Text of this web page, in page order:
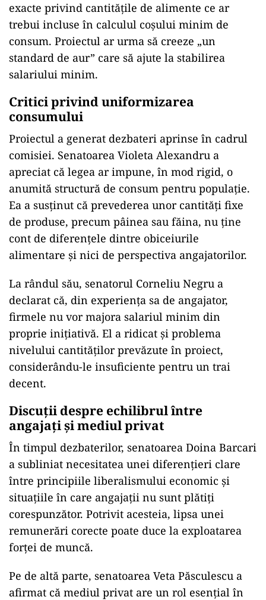
exacte privind cantitățile de alimente ce ar
trebui incluse în calculul coșului minim de
consum. Proiectul ar urma să creeze „un
standard de aur” care să ajute la stabilirea
salariului minim.
Critici privind uniformizarea
consumului
Proiectul a generat dezbateri aprinse în cadrul
comisiei. Senatoarea Violeta Alexandru a
apreciat că legea ar impune, în mod rigid, o
anumită structură de consum pentru populație.
Ea a susținut că prevederea unor cantități fixe
de produse, precum pâinea sau făina, nu ține
cont de diferențele dintre obiceiurile
alimentare și nici de perspectiva angajatorilor.
La rândul său, senatorul Corneliu Negru a
declarat că, din experiența sa de angajator,
firmele nu vor majora salariul minim din
proprie inițiativă. El a ridicat și problema
nivelului cantităților prevăzute în proiect,
considerându-le insuficiente pentru un trai
decent.
Discuții despre echilibrul între
angajați și mediul privat
În timpul dezbaterilor, senatoarea Doina Barcari
a subliniat necesitatea unei diferențieri clare
între principiile liberalismului economic și
situațiile în care angajații nu sunt plătiți
corespunzător. Potrivit acesteia, lipsa unei
remunerări corecte poate duce la exploatarea
forței de muncă.
Pe de altă parte, senatoarea Veta Păsculescu a
afirmat că mediul privat are un rol esențial în